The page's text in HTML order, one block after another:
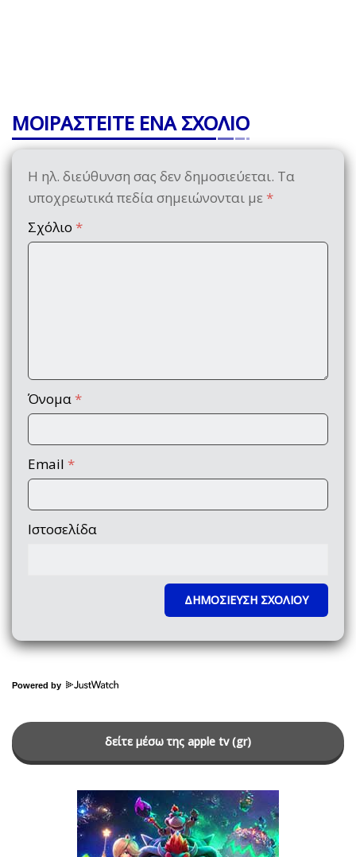
ΜΟΙΡΑΣΤΕΙΤΕ ΕΝΑ ΣΧΟΛΙΟ
Η ηλ. διεύθυνση σας δεν δημοσιεύεται. Τα
υποχρεωτικά πεδία σημειώνονται με *
Σχόλιο *
Όνομα *
Email *
Ιστοσελίδα
Powered by
δείτε μέσω της apple tv (gr)